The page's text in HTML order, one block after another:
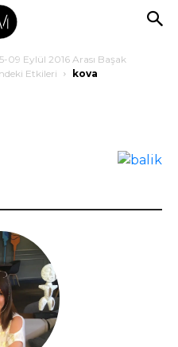
09 Eylül 2016 Arası Başak
Etkileri
kova